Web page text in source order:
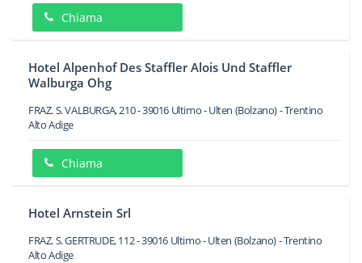
Chiama
Hotel Alpenhof Des Staffler Alois Und Staffler
Walburga Ohg
FRAZ. S. VALBURGA, 210-39016 Ultimo - Ulten (Bolzano) -Trentino
Alto Adige
Chiama
Hotel Arnstein Srl
FRAZ. S. GERTRUDE, 112-39016 Ultimo - Ulten (Bolzano) -Trentino
Alto Adige